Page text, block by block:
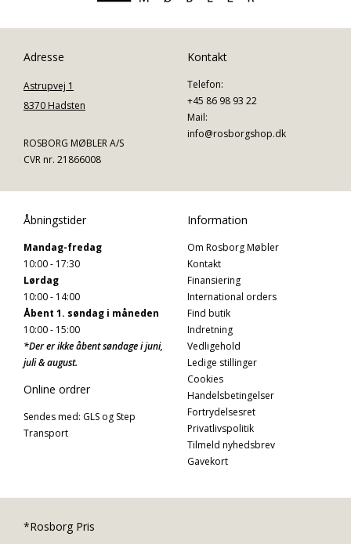
Adresse
Astrupvej 1
8370 Hadsten
ROSBORG MØBLER A/S
CVR nr. 21866008
Kontakt
Telefon:
+45 86 98 93 22
Mail:
info@rosborgshop.dk
Åbningstider
Mandag-fredag
10:00 - 17:30
Lørdag
10:00 - 14:00
Åbent 1. søndag i måneden
10:00 - 15:00
*Der er ikke åbent søndage i juni,
juli & august.
Online ordrer
Sendes med: GLS og Step
Transport
Information
Om Rosborg Møbler
Kontakt
Finansiering
International orders
Find butik
Indretning
Vedligehold
Ledige stillinger
Cookies
Handelsbetingelser
Fortrydelsesret
Privatlivspolitik
Tilmeld nyhedsbrev
Gavekort
*Rosborg Pris